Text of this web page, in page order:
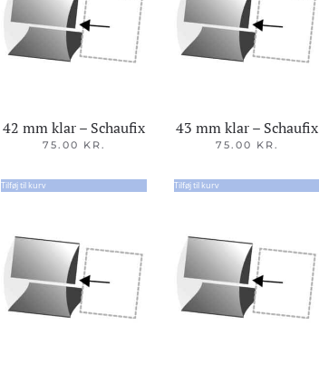
42 mm klar – Schaufix
75.00 KR.
Tilføj til kurv
43 mm klar – Schaufix
75.00 KR.
Tilføj til kurv